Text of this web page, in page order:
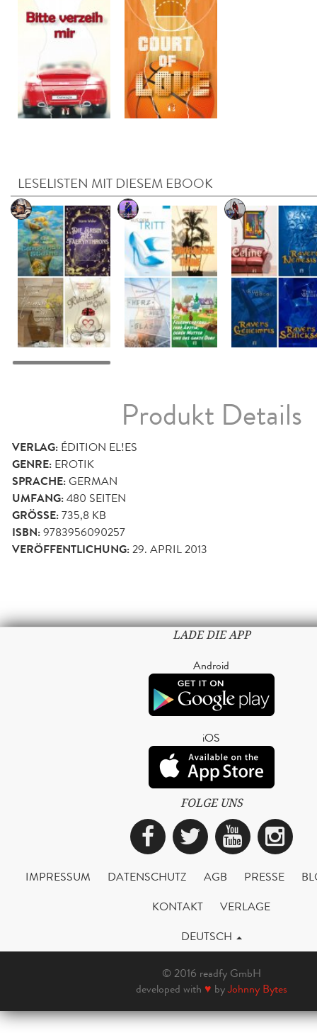
LESELISTEN MIT DIESEM EBOOK
Produkt Details
VERLAG: ÉDITION EL!ES
GENRE: EROTIK
SPRACHE:GERMAN
UMFANG:480 SEITEN
GRÖSSE: 735,8 KB
ISBN:9783956090257
VERÖFFENTLICHUNG:29. APRIL 2013
LADE DIE APP
Android
iOS
FOLGE UNS
Facebook
Twitter
IMPRESSUM DATENSCHUTZ AGB PRESSE
KONTAKT
VERLAGE
DEUTSCH
© 2016 readfy GmbH
developed with ♥ byJohnny Bytes